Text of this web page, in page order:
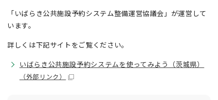
「いばらき公共施設予約システム整備運営協議会」が運営して
います。
詳しくは下記サイトをご覧ください。
いばらき公共施設予約システムを使ってみよう（茨城県）
（外部リンク）